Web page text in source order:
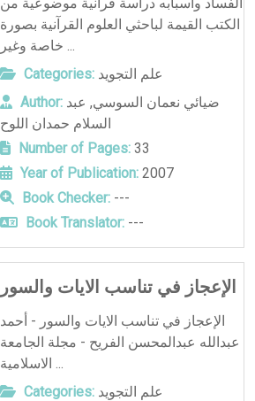
الكتب القيمة لباحثي العلوم القرآنية بصورة
خاصة وغير ...
Categories: علم التجويد
Author:
ضيائي نعمان السوسي, عبد
السلام حمدان اللوح
Number of Pages:33
Year of Publication:2007
Book Checker:---
Book Translator:---
الإعجاز في تناسب الايات والسور
الإعجاز في تناسب الايات والسور - أحمد
عبدالله عبدالمحسن الفريح - مجلة الجامعة
الاسلامية ...
Categories: علم التجويد